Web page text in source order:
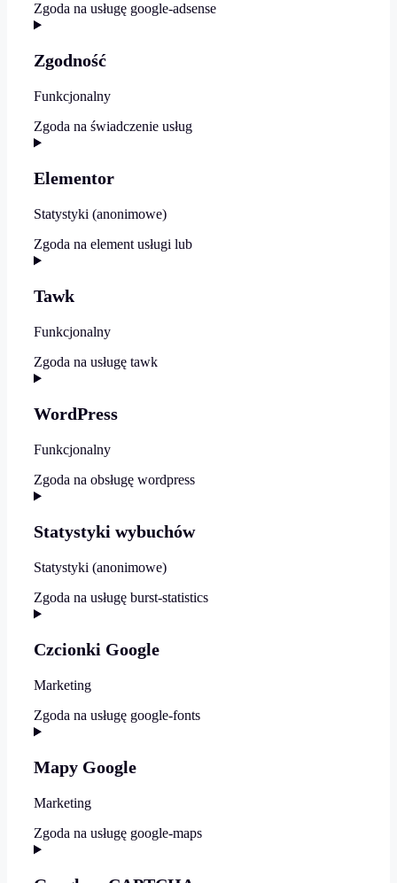
Zgoda na usługę google-adsense
Zgodność
Funkcjonalny
Zgoda na świadczenie usług
Elementor
Statystyki (anonimowe)
Zgoda na element usługi lub
Tawk
Funkcjonalny
Zgoda na usługę tawk
WordPress
Funkcjonalny
Zgoda na obsługę wordpress
Statystyki wybuchów
Statystyki (anonimowe)
Zgoda na usługę burst-statistics
Czcionki Google
Marketing
Zgoda na usługę google-fonts
Mapy Google
Marketing
Zgoda na usługę google-maps